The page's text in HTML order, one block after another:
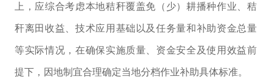
上，应综合考虑本地秸秆覆盖免（少）耕播种作业、秸
秆离田收益、技术应用基础以及任务量和补助资金总量
等实际情况，在确保实施质量、资金安全及使用效益前
提下，因地制宜合理确定当地分档作业补助具体标准。